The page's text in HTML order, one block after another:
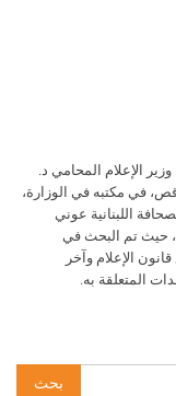
وزير الإعلام المحامي د.
في مكتبه في الوزارة،
اللبنانية عوني
حيث تم البحث في
الإعلام وآخر
المتعلقة به.